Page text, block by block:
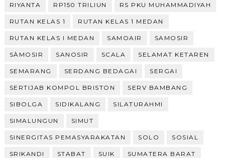
RIYANTA RP150 TRILIUN RS PKU MUHAMMADIYAH
RUTAN KELAS 1 RUTAN KELAS 1 MEDAN
RUTAN KELAS I MEDAN SAMOAIR SAMOSIR
SÀMOSIR SANOSIR SCALA SELAMAT KETAREN
SEMARANG SERDANG BEDAGAI SERGAI
SERTIJAB KOMPOL BRISTON SERV BAMBANG
SIBOLGA SIDIKALANG SILATURAHMI
SIMALUNGUN SIMUT
SINERGITAS PEMASYARAKATAN SOLO SOSIAL
SRIKANDI STABAT SUIK SUMATERA BARAT